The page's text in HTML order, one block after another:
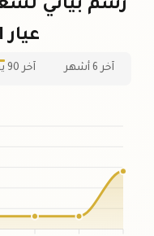
عيار 21 في الأردن
آخر 6 أشهر آخر 90 يوم